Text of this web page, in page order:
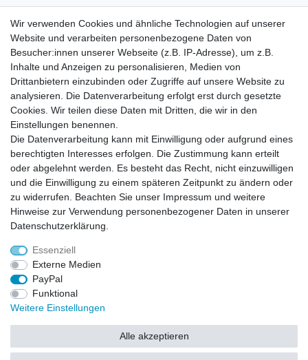
Widerrufs­recht Vertrag widerrufen Kontakt
Zahlung und Versand
Zahlung
Versand
Batterieverordnung
Im Zusammenhang mit dem Vertrieb von Batterien oder mit der Lieferung von
Geräten, die Batterien enthalten, sind wir verpflichtet, Sie auf folgendes
hinzuweisen:
Sie sind zur Rückgabe gebrauchter Batterien als Endnutzer gesetzlich
verpflichtet. Sie können Altbatterien, die wir als Neubatterien im Sortiment
(Versandadresse) zurückgeben. Die auf den Batterien abgebildeten Symbole
haben folgende Bedeutung:
Das Symbol der durchgekreuzten Mülltonne bedeutet, dass die Batterie nicht
in den Hausmüll gegeben werden darf.
Pb = Batterie enthält mehr als 0,004 Masseprozent Blei
Cd = Batterie enthält mehr als 0,002 Masseprozent Cadmium
Hg = Batterie enthält mehr als 0,0005 Masseprozent Quecksilber.
Bitte beachten Sie die vorstehenden Hinweise.
Wir verwenden Cookies und ähnliche Technologien auf unserer
Website und verarbeiten personenbezogene Daten von
Besucher:innen unserer Webseite (z.B. IP-Adresse), um z.B.
Inhalte und Anzeigen zu personalisieren, Medien von
Drittanbietern einzubinden oder Zugriffe auf unsere Website zu
analysieren. Die Datenverarbeitung erfolgt erst durch gesetzte
Cookies. Wir teilen diese Daten mit Dritten, die wir in den
Einstellungen benennen.
Die Datenverarbeitung kann mit Einwilligung oder aufgrund eines
berechtigten Interesses erfolgen. Die Zustimmung kann erteilt
oder abgelehnt werden. Es besteht das Recht, nicht einzuwilligen
und die Einwilligung zu einem späteren Zeitpunkt zu ändern oder
zu widerrufen. Beachten Sie unser Impressum und weitere
Hinweise zur Verwendung personenbezogener Daten in unserer
Daten­schutz­erklärung
Essenziell
Externe Medien
PayPal
Funktional
Weitere Einstellungen
Alle akzeptieren